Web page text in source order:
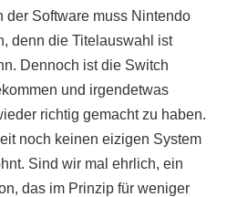
der Software muss Nintendo
denn die Titelauswahl ist
Dennoch ist die Switch
und irgendetwas
richtig gemacht zu haben.
noch keinen eizigen System
Sind wir mal ehrlich, ein
das im Prinzip für weniger